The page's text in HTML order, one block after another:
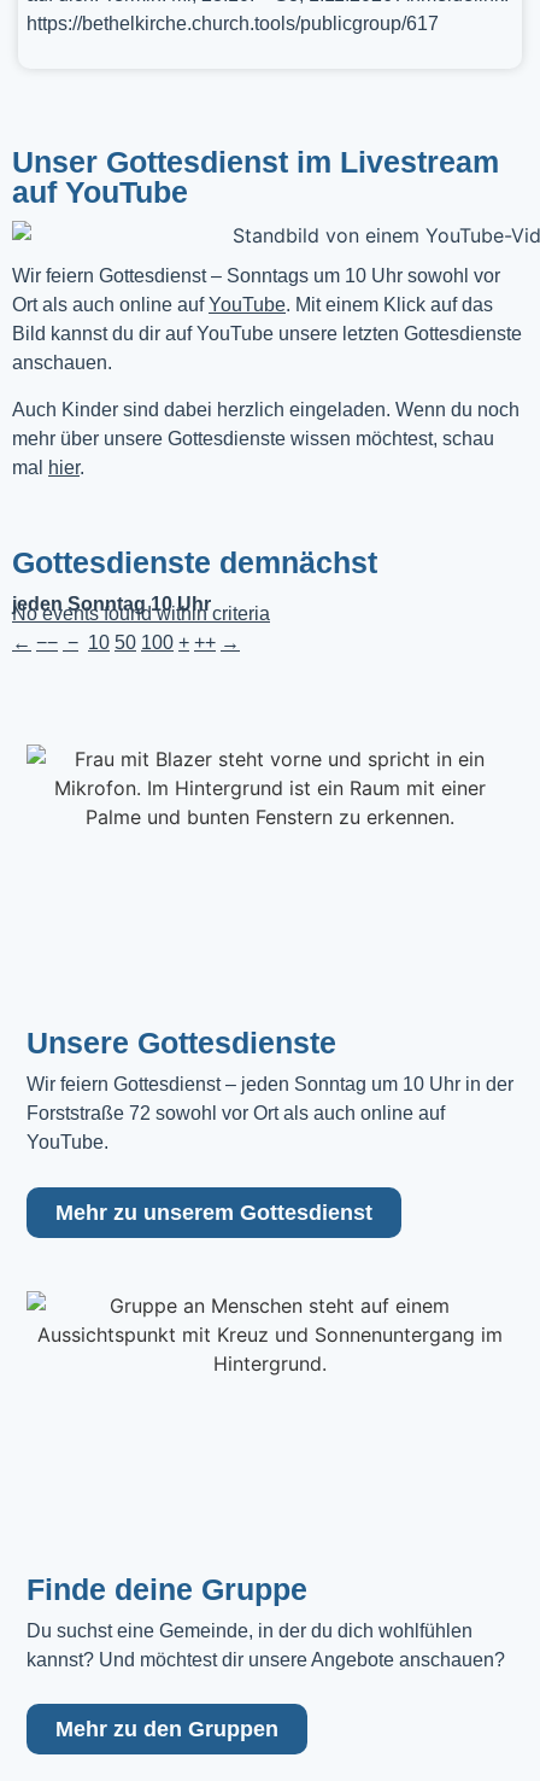
https://bethelkirche.church.tools/publicgroup/617
Unser Gottesdienst im Livestream
auf YouTube
Wir feiern Gottesdienst – Sonntags um 10 Uhr sowohl vor
Ort als auch online auf YouTube. Mit einem Klick auf das
Bild kannst du dir auf YouTube unsere letzten Gottesdienste
anschauen.
Auch Kinder sind dabei herzlich eingeladen. Wenn du noch
mehr über unsere Gottesdienste wissen möchtest, schau
mal
hier.
Gottesdienste demnächst
jeden Sonntag 10 Uhr
No events found within criteria
← −− − 10 50 100 + ++ →
Unsere Gottesdienste
Wir feiern Gottesdienst – jeden Sonntag um 10 Uhr in der
Forststraße 72 sowohl vor Ort als auch online auf
YouTube.
Mehr zu unserem Gottesdienst
Finde deine Gruppe
Du suchst eine Gemeinde, in der du dich wohlfühlen
kannst? Und möchtest dir unsere Angebote anschauen?
Mehr zu den Gruppen